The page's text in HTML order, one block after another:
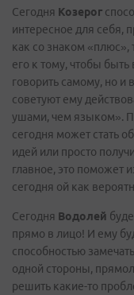
Сегодня Козерог
интересное для себя,
как со знаком «плюс»,
его к тому, чтобы
говорить самому, но и
советуют ему
ушами, чем языком».
сегодня может стать
идей или просто
главное, это поможет
сегодня ой как
Сегодня Водолей
прямо в лицо! И ему
способностью
одной стороны,
решить какие-то